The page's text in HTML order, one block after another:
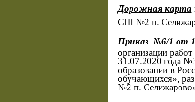
Дорожная карта
СШ №2 п.
Приказ №6/1 от
организации
31.07.2020 года
образовании в
обучающихся»,
№2 п.